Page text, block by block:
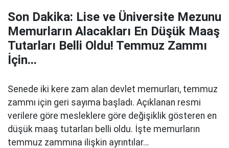
Son Dakika: Lise ve Üniversite Mezunu
Memurların Alacakları En Düşük Maaş
Tutarları Belli Oldu! Temmuz Zammı
İçin...
Senede iki kere zam alan devlet memurları, temmuz
zammı için geri sayıma başladı. Açıklanan resmi
verilere göre mesleklere göre değişiklik gösteren en
düşük maaş tutarları belli oldu. İşte memurların
temmuz zammına ilişkin ayrıntılar…